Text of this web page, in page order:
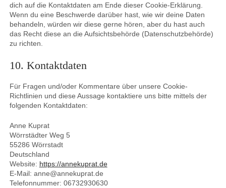
dich auf die Kontaktdaten am Ende dieser Cookie-Erklärung.
Wenn du eine Beschwerde darüber hast, wie wir deine Daten
behandeln, würden wir diese gerne hören, aber du hast auch
das Recht diese an die Aufsichtsbehörde (Datenschutzbehörde)
zu richten.
10. Kontaktdaten
Für Fragen und/oder Kommentare über unsere Cookie-
Richtlinien und diese Aussage kontaktiere uns bitte mittels der
folgenden Kontaktdaten:
Anne Kuprat
Wörrstädter Weg 5
55286 Wörrstadt
Deutschland
Website: https://annekuprat.de
E-Mail: anne@annekuprat.de
Telefonnummer: 06732930630